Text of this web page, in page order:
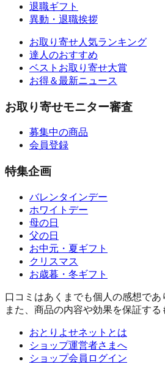
退職ギフト
異動・退職挨拶
お取り寄せ人気ランキング
達人のおすすめ
ベストお取り寄せ大賞
お得＆最新ニュース
お取り寄せモニター審査
募集中の商品
会員登録
特集企画
バレンタインデー
ホワイトデー
母の日
父の日
お中元・夏ギフト
クリスマス
お歳暮・冬ギフト
口コミはあくまでも個人の感想であ
また、商品の内容や効果を保証する
おとりよせネットとは
ショップ運営者さまへ
ショップ会員ログイン